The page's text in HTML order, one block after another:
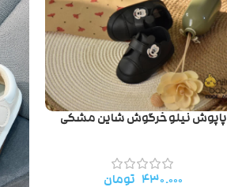
پاپوش نیلو خرگوش شاین مشکی
۴۳۰.۰۰۰ تومان